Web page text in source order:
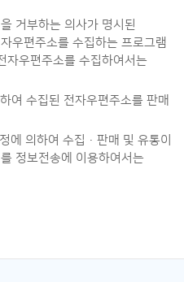
거부하는 의사가 명시된
우편주소를 수집하는 프로그램
자우편주소를 수집하여서는
여 수집된 전자우편주소를 판매
에 의하여 수집·판매 및 유통이
정보전송에 이용하여서는